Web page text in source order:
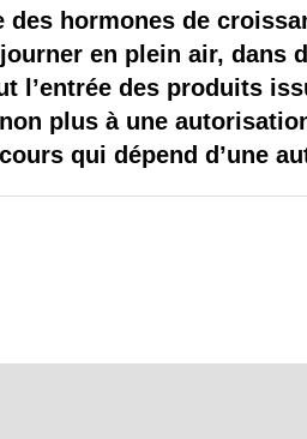
des OGM ?
hormones de
en plein air, dans
l’entrée des produits
plus à une
qui dépend d’une